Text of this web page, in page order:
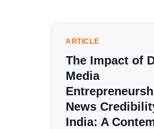
ARTICLE
The Impact of
Media
News
India: A